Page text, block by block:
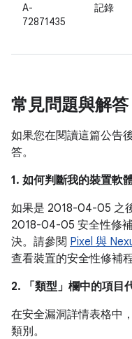
A-
72871435
記錄
常見問題與解答
如果您在閱讀這篇公告
答。
1. 如何判斷我的裝置軟
如果是 2018-04-05 之
2018-04-05 安全性修
決。請參閱 Pixel 與
查看裝置的安全性修補
2. 「類型」 欄中的項目
在安全漏洞詳情表格中
類別。